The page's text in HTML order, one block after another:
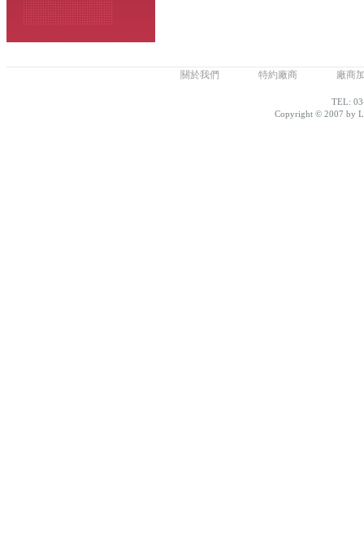
關於我們 特約廠商 廠商
TEL:
Copyright © 2007 by